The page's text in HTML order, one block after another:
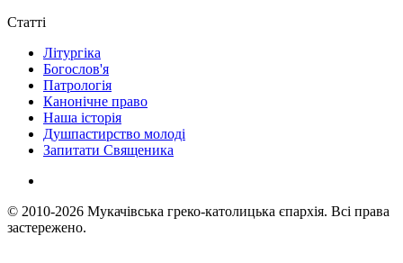
Статті
Літургіка
Богослов'я
Патрологія
Канонічне право
Наша історія
Душпастирство молоді
Запитати Священика
© 2010-2026 Мукачівська греко-католицька єпархія. Всі права
застережено.